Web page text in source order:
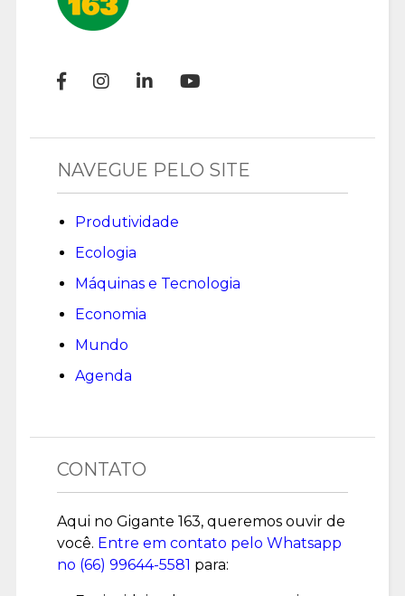
NAVEGUE PELO SITE
Produtividade
Ecologia
Máquinas e Tecnologia
Economia
Mundo
Agenda
CONTATO
Aqui no Gigante 163, queremos ouvir de
você. Entre em contato pelo Whatsapp
no (66) 99644-5581 para: